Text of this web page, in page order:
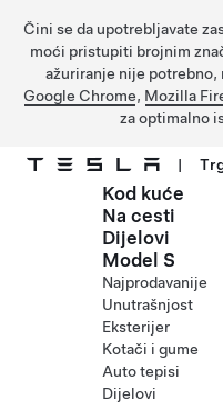
Čini se da upotrebljavate
moći pristupiti brojnim
ažuriranje nije
Google Chrome, Mozilla
za optimalno
Prijeđite na glavni sadržaj
|
Kod kuće
Na cesti
Dijelovi
Model S
Najprodavanije
Unutrašnjost
Eksterijer
Kotači i gume
Auto tepisi
Dijelovi